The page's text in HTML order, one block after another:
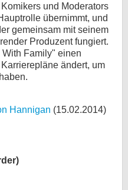
und Moderators
übernimmt, und
gemeinsam mit seinem
Produzent fungiert.
Family" einen
ändert, um
Hannigan (15.02.2014)